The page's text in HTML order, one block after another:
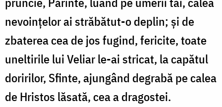
nevoinţelor ai străbătut-o deplin; şi de
zba­terea cea de jos fugind, feri­cite, toate
uneltirile lui Veliar le-ai stricat, la capătul
doriri­lor, Sfinte, ajungând degrabă pe calea
de Hristos lăsată, cea a dragostei.